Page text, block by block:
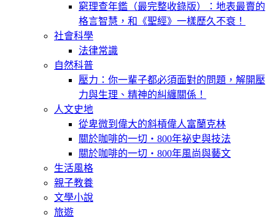
窮理查年鑑（最完整收錄版）：地表最賣的
格言智慧，和《聖經》一樣歷久不衰！
社會科學
法律常識
自然科普
壓力：你一輩子都必須面對的問題，解開壓
力與生理、精神的糾纏關係！
人文史地
從卑微到偉大的斜槓偉人富蘭克林
關於咖啡的一切‧800年祕史與技法
關於咖啡的一切‧800年風尚與藝文
生活風格
親子教養
文學小說
旅遊